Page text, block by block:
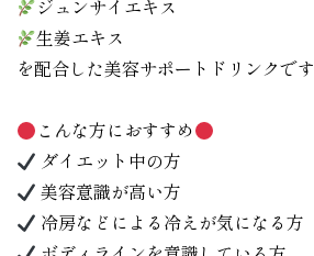
ジュンサイエキス
生姜エキス
を配合した美容サポートドリンクです
こんな方におすすめ
ダイエット中の方
美容意識が高い方
冷房などによる冷えが気になる方